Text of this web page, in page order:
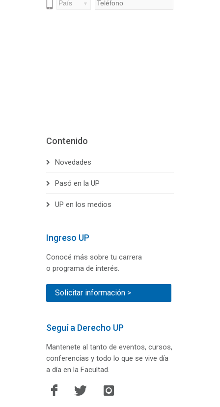
Contenido
Novedades
Pasó en la UP
UP en los medios
Ingreso UP
Conocé más sobre tu carrera
o programa de interés.
Solicitar información >
Seguí a Derecho UP
Mantenete al tanto de eventos, cursos,
conferencias y todo lo que se vive día
a día en la Facultad.